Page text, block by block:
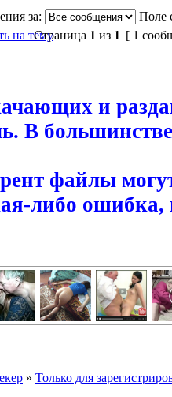
за:
Поле
Страница 1 из 1 [ 1
и
В
файлы
либо
» Только для